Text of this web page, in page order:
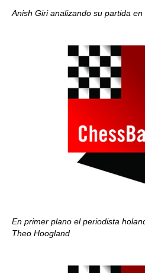
Anish Giri analizando su partida
En primer plano el periodista
Theo Hoogland